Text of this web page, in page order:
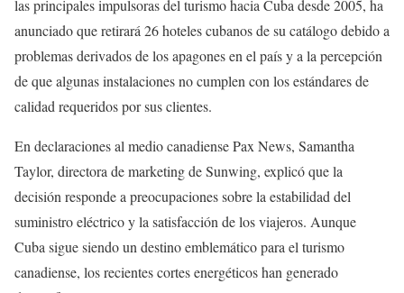
las principales impulsoras del turismo hacia Cuba desde 2005, ha
anunciado que retirará 26 hoteles cubanos de su catálogo debido a
problemas derivados de los apagones en el país y a la percepción
de que algunas instalaciones no cumplen con los estándares de
calidad requeridos por sus clientes.
En declaraciones al medio canadiense Pax News, Samantha
Taylor, directora de marketing de Sunwing, explicó que la
decisión responde a preocupaciones sobre la estabilidad del
suministro eléctrico y la satisfacción de los viajeros. Aunque
Cuba sigue siendo un destino emblemático para el turismo
canadiense, los recientes cortes energéticos han generado